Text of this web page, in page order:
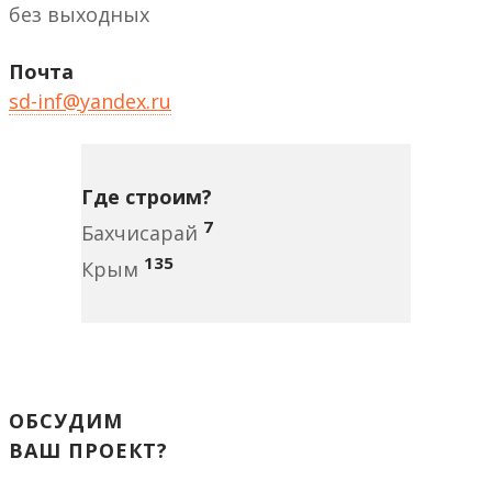
без выходных
Почта
sd-inf@yandex.ru
Где строим?
Бахчисарай 7
Крым 135
ОБСУДИМ
ВАШ ПРОЕКТ?